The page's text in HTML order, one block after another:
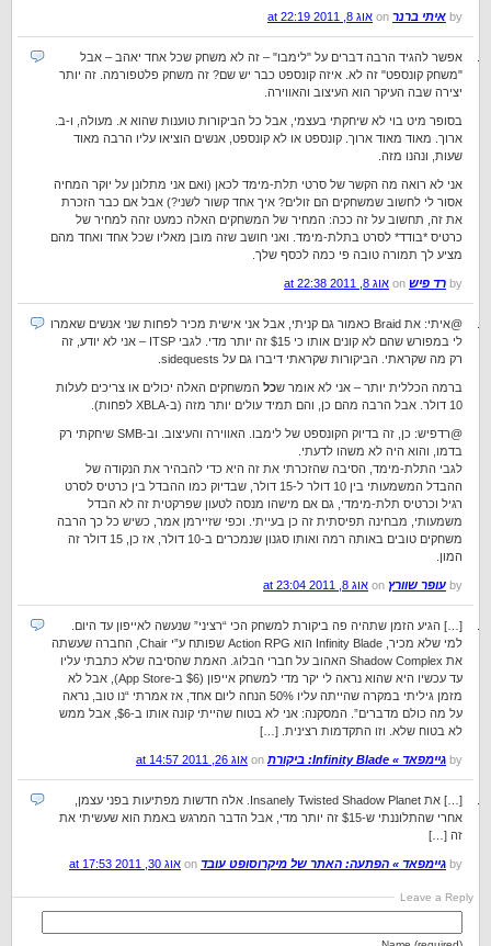
by איתי ברנר אוג 8, 2011 at 22:19
אפשר להגיד הרבה דברים על "לימבו" – זה לא משחק שכל אחד יאהב – אבל
"משחק קונספט" זה לא. איזה קונספט כבר יש שם? זה משחק פלטפורמה. זה יותר
יצירה שבה העיקר הוא העיצוב והאווירה.
בסופר מיט בוי לא שיחקתי בעצמי, אבל כל הביקורות טוענות שהוא א. מעולה, ו-ב.
ארוך. מאוד מאוד ארוך. קונספט או לא קונספט, אנשים הוציאו עליו הרבה מאוד
שעות, ונהנו מזה.
אני לא רואה מה הקשר של סרטי תלת-מימד לכאן (ואם אני מתלונן על יוקר המחיה
אסור לי לחשוב שמשחקים הם זולים? איך אחד קשור לשני?) אבל אם כבר הזכרת
את זה, תחשוב על זה ככה: המחיר של המשחקים האלה כמעט זהה למחיר של
כרטיס *בודד* לסרט בתלת-מימד. ואני חושב שזה מובן מאליו שכל אחד ואחד מהם
מציע לך תמורה טובה פי כמה לכסף שלך.
by רד פיש אוג 8, 2011 at 22:38
@איתי: את Braid כאמור גם קניתי, אבל אני אישית מכיר לפחות שני אנשים שאמרו
לי במפורש שהם לא קונים אותו כי $15 זה יותר מדי. לגבי ITSP – אני לא יודע, זה
רק מה שקראתי. הביקורות שקראתי דיברו גם על sidequests.
ברמה הכללית יותר – אני לא אומר שכל המשחקים האלה יכולים או צריכים לעלות
10 דולר. אבל הרבה מהם כן, והם תמיד עולים יותר מזה (ב-XBLA לפחות).
@רדפיש: כן, זה בדיוק הקונספט של לימבו. האווירה והעיצוב. וב-SMB שיחקתי רק
בדמו, והוא היה לא משהו לדעתי.
לגבי התלת-מימד, הסיבה שהזכרתי את זה היא כדי להבהיר את הנקודה של
ההבדל המשמעותי בין 10 דולר ל-15 דולר, שבדיוק כמו ההבדל בין כרטיס לסרט
רגיל וכרטיס תלת-מימדי, גם אם מישהו מנסה לטעון שפרקטית זה לא הבדל
משמעותי, מבחינה תפיסתית זה כן בעייתי. וכפי שזיירמן אמר, כשיש כל כך הרבה
משחקים טובים באותה רמה ואותו סגנון שנמכרים ב-10 דולר, אז כן, 15 דולר זה
המון.
by עופר שוורץ אוג 8, 2011 at 23:04
[…] הגיע הזמן שתהיה פה ביקורת למשחק הכי “רציני” שנעשה לאייפון עד היום.
למי שלא מכיר, Infinity Blade הוא Action RPG שפותח ע”י Chair, החברה שעשתה
את Shadow Complex האהוב על חברי הבלוג. האמת שהסיבה שלא כתבתי עליו
עד עכשיו היא שהוא נראה לי יקר מדי למשחק אייפון ($6 ב-App Store), אבל לא
מזמן גיליתי במקרה שהייתה עליו 50% הנחה ליום אחד, אז אמרתי “נו טוב, נראה
על מה כולם מדברים”. המסקנה: אני לא בטוח שהייתי קונה אותו ב-$6, אבל ממש
לא בטוח שלא. וזו התקדמות רצינית. […]
by גיימפאד » Infinity Blade: ביקורת אוג 26, 2011 at 14:57
[…] את Insanely Twisted Shadow Planet. אלה חדשות מפתיעות בפני עצמן,
אחרי שהתלוננתי ש-$15 זה יותר מדי, אבל הדבר המרגש באמת הוא שעשיתי את
זה […]
by גיימפאד » הפתעה: האתר של מיקרוסופט עובד אוג 30, 2011 at 17:53
Leave a Reply